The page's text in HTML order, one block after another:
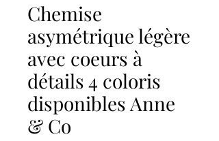
Chemise
asymétrique légère
avec coeurs à
détails 4 coloris
disponibles Anne
& Co